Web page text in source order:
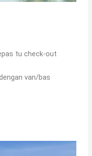
tu check-out
van/bas